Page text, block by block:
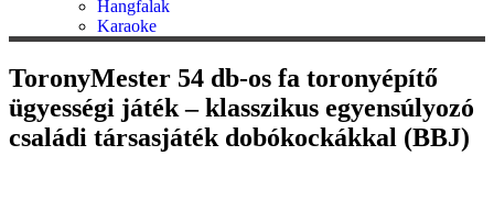
Hangfalak
Karaoke
ToronyMester 54 db-os fa toronyépítő
ügyességi játék – klasszikus egyensúlyozó
családi társasjáték dobókockákkal (BBJ)